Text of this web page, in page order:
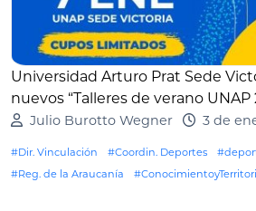
Universidad Arturo Prat Sede
nuevos “Talleres de verano UNAP
Julio Burotto Wegner 3 de
#Dir. Vinculación #Coordin. Deportes
#Reg. de la Araucanía